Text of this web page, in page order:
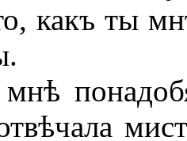
какъ ты